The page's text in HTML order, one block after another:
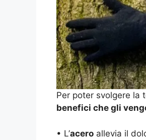
Per poter svolgere la
benefici che gli
• L’acero allevia il